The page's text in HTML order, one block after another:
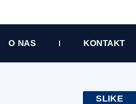
O NAS KONTAKT
SLIKE